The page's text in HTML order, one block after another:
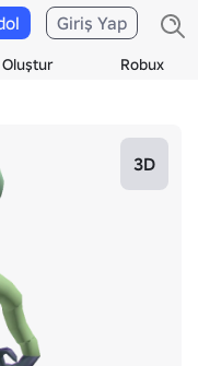
Oluştur Robux
Giriş Yap
3D